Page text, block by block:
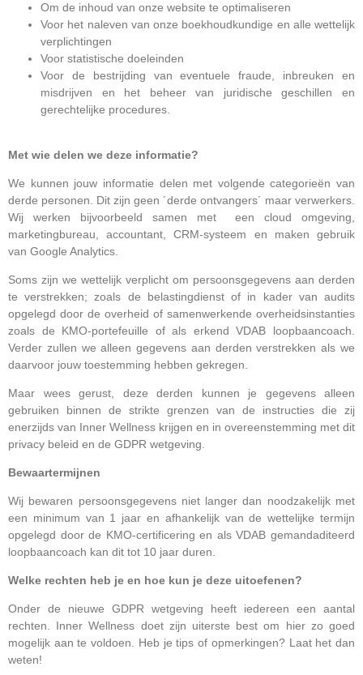
Om de inhoud van onze website te optimaliseren
Voor het naleven van onze boekhoudkundige en alle wettelijk
verplichtingen
Voor statistische doeleinden
Voor de bestrijding van eventuele fraude, inbreuken en
misdrijven en het beheer van juridische geschillen en
gerechtelijke procedures.
Met wie delen we deze informatie?
We kunnen jouw informatie delen met volgende categorieën van
derde personen. Dit zijn geen ´derde ontvangers´ maar verwerkers.
Wij werken bijvoorbeeld samen met een cloud omgeving,
marketingbureau, accountant, CRM-systeem en maken gebruik
van Google Analytics.
Soms zijn we wettelijk verplicht om persoonsgegevens aan derden
te verstrekken; zoals de belastingdienst of in kader van audits
opgelegd door de overheid of samenwerkende overheidsinstanties
zoals de KMO-portefeuille of als erkend VDAB loopbaancoach.
Verder zullen we alleen gegevens aan derden verstrekken als we
daarvoor jouw toestemming hebben gekregen.
Maar wees gerust, deze derden kunnen je gegevens alleen
gebruiken binnen de strikte grenzen van de instructies die zij
enerzijds van Inner Wellness krijgen en in overeenstemming met dit
privacy beleid en de GDPR wetgeving.
Bewaartermijnen
Wij bewaren persoonsgegevens niet langer dan noodzakelijk met
een minimum van 1 jaar en afhankelijk van de wettelijke termijn
opgelegd door de KMO-certificering en als VDAB gemandaditeerd
loopbaancoach kan dit tot 10 jaar duren.
Welke rechten heb je en hoe kun je deze uitoefenen?
Onder de nieuwe GDPR wetgeving heeft iedereen een aantal
rechten. Inner Wellness doet zijn uiterste best om hier zo goed
mogelijk aan te voldoen. Heb je tips of opmerkingen? Laat het dan
weten!